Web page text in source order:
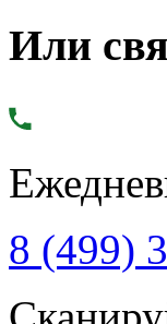
Или
8 (499)